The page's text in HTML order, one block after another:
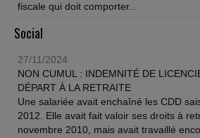
fiscale qui doit comporter...
Social
27/11/2024
NON CUMUL : INDEMNITÉ DE
DÉPART À LA RETRAITE
Une salariée avait enchaîné les CDD
2012. Elle avait fait valoir ses droits à
novembre 2010, mais avait travaillé